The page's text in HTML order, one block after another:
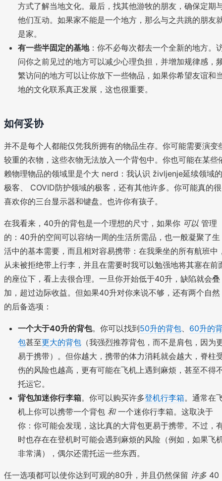
方式了解当地文化。最后，找其他游牧的朋友，确保定期
他们互动。如果家不能是一个地方，那么与之共跳的朋友
是家。
有一些半固定的基地：你不必每次都去一个全新的地方。
问你之前见过的地方可以减少心理负担，并增加规律感，
繁访问的地方可以让你放下一些物品，如果你希望友谊和
地的文化联系真正发展，这也很重要。
如何妥协
并不是每个人都能仅凭我所拥有的物品生存。你可能需要演变
较重的衣物，这些衣物无法放入一个背包中。你也可能在某些
赖物理物品的领域里是个大 nerd：我认识 življenje延续领域的
极客、 COVID防护领域的极客，还有其他许多。你可能真的很
喜欢你的三台显示器和键盘。也许你有孩子。
在我看来，40升的背包是一个理想的尺寸，如果你 可以 管理
的：40升的空间可以容纳一周的生活所需品，也一般凝聚了生
活中的基本需要，而且相对容易携带：在我乘坐的所有航班中
从未被拒绝带上行李，并且在需要时我可以勉强地将其塞在前
的座位下，看上去很合理。一旦你开始低于40升，缺陷就会叠
加，超过边际收益。但如果40升对你来说不够，还有两个自然
的后备选项：
一个大于40升的背包。你可以找到50升的背包、 60升的
包甚至更大的背包 （我强烈推荐背包，而不是肩包，因为
易于携带）。但你越大，携带的体力消耗就会越大，脊柱
伤的风险也越高，更有可能在飞机上遇到麻烦，甚至不得
托运它。
背包加迷你行李箱。你可以购买许多登机行李箱。通常在
机上你可以携带一个背包 和一个迷你行李箱。这取决于
你：你可能会发现，这比真的大背包更易于携带。不过，
时也存在在登机时可能会遇到麻烦的风险（例如，如果飞
非常满），偶尔还需托运一些东西。
任一选项都可以使你达到可观的80升，并且仍然保留 许多 40